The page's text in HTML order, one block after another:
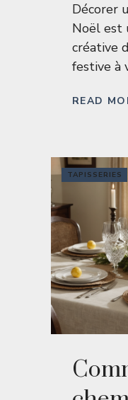
Décorer
Noël est
créative
festive à
READ
TAPISSERIES